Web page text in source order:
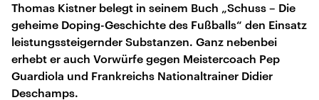
Thomas Kistner belegt in seinem Buch „Schuss – Die
geheime Doping-Geschichte des Fußballs“ den Einsatz
leistungssteigernder Substanzen. Ganz nebenbei
erhebt er auch Vorwürfe gegen Meistercoach Pep
Guardiola und Frankreichs Nationaltrainer Didier
Deschamps.